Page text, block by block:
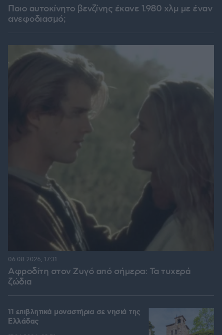
Ποιο αυτοκίνητο βενζίνης έκανε 1.980 χλμ με έναν
ανεφοδιασμό;
Αφροδίτη στον Ζυγό από σήμερα: Τα τυχερά
ζώδια
06.08.2026, 17:31
11 επιβλητικά μοναστήρια σε νησιά της
Ελλάδας